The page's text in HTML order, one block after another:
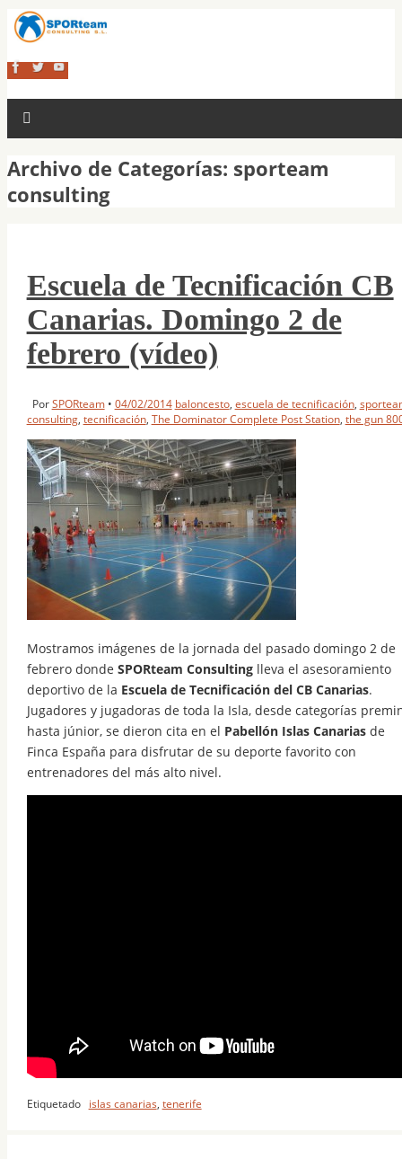
Archivo de Categorías: sporteam
consulting
Escuela de Tecnificación CB
Canarias. Domingo 2 de
febrero (vídeo)
PorSPORteam • 04/02/2014 baloncesto, escuela de tecnificación,
consulting, tecnificación, The Dominator Complete Post Station, the gun
Mostramos imágenes de la jornada del pasado domingo 2 de
febrero donde SPORteam Consultinglleva el asesoramiento
deportivo de la Escuela de Tecnificación del CB Canarias.
Jugadores y jugadoras de toda la Isla, desde categorías
hasta júnior, se dieron cita en el Pabellón Islas Canariasde
Finca España para disfrutar de su deporte favorito con
entrenadores del más alto nivel.
Etiquetado islas canarias, tenerife